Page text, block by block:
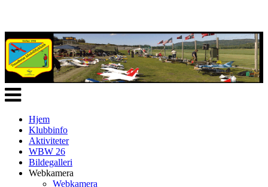
Veksle
navigasjon
Hjem
Klubbinfo
Aktiviteter
WBW 26
Bildegalleri
Webkamera
Webkamera